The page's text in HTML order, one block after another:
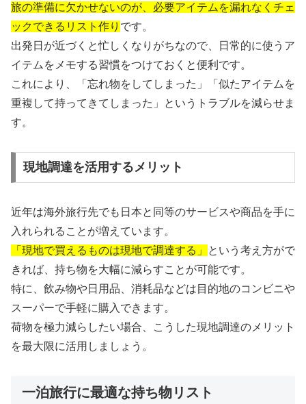
旅の準備に欠かせないのが、必要アイテムを漏れなくチェ
ックできるリスト作り です。
出発日が近づくと忙しくなりがちなので、日常的に使うア
イテムをメモする習慣をつけておくと便利です。
これにより、「忘れ物をしてしまった」「似たアイテムを
重複して持ってきてしまった」というトラブルを減らせま
す。
現地調達を活用するメリット
近年は海外旅行先でも日本と同等のサービスや商品を手に
入れられることが増えています。
「現地で買えるものは現地で調達する」
という考え方がで
きれば、持ち物を大幅に減らすことが可能です。
特に、飲み物や日用品、消耗品などは目的地のコンビニや
スーパーで手軽に購入できます。
荷物を極力減らしたい場合、こうした現地調達のメリット
を最大限に活用しましょう。
一泊旅行に最適な持ち物リスト